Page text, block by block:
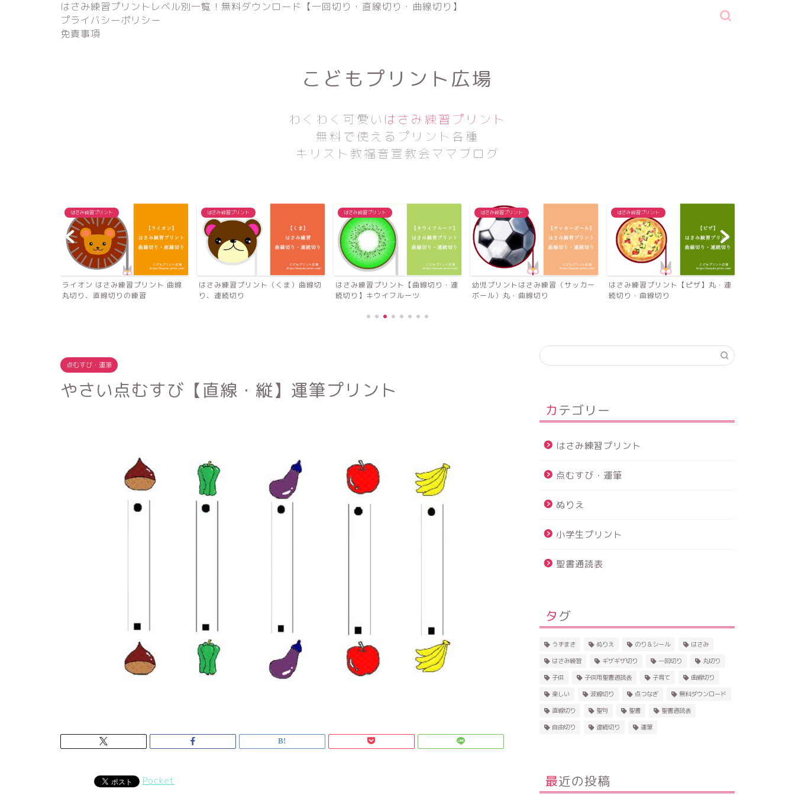
はさみ練習プリントレベル別一覧！無料ダウンロード【一回切り・直線切り・曲線切り】
プライバシーポリシー
免責事項
こどもプリント広場
わくわく可愛い はさみ練習プリント
無料で使えるプリント各種
キリスト教福音宣教会ママブログ
はさみ練習プリント
ライオン はさみ練習プリント 曲線
丸切り、直線切りの練習
はさみ練習プリント
はさみ練習プリント（くま）曲線切
り、連続切り
はさみ練習プリント
はさみ練習プリント【曲線切り・連
続切り】キウイフルーツ
はさみ練習プリント
幼児プリントはさみ練習（サッカー
ボール）丸・曲線切り
はさみ練習プリント
はさみ練習プリント【ピザ】丸・連
続切り・曲線切り
はさみ練習プリン
点むすび・運筆
やさい点むすび【直線・縦】運筆プリント
Pocket
カテゴリー
はさみ練習プリント
点むすび・運筆
ぬりえ
小学生プリント
聖書通読表
タグ
うずまき ぬりえ のり＆シール
はさみ
はさみ練習
ギザギザ切り 一回切り
丸切り
子供
子供用聖書通読表 子育て
曲線切り
楽しい
波線切り 点つなぎ
無料ダウンロード
直線切り
聖句 聖書
聖書通読表
自由切り
連続切り 運筆
最近の投稿